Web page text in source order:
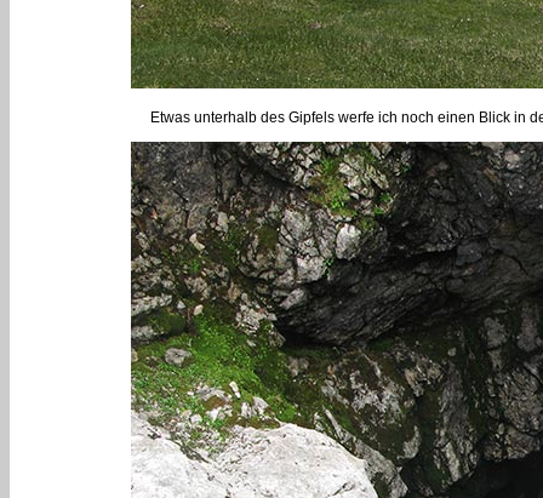
Etwas unterhalb des Gipfels werfe ich noch einen Blick in